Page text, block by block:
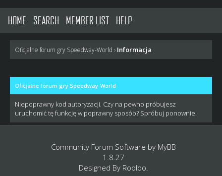
HOME SEARCH MEMBER LIST HELP
Oficjalne forum gry Speedway-World › Informacja
Oficjalne forum gry Speedway-World
Niepoprawny kod autoryzacji. Czy na pewno próbujesz
uruchomić tę funkcję w poprawny sposób? Spróbuj ponownie.
Community Forum Software by MyBB
1.8.27
Designed By Rooloo.